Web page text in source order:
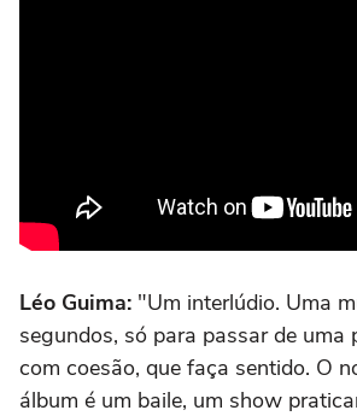
Léo Guima: "Um interlúdio. Uma
segundos, só para passar de uma
com coesão, que faça sentido. O
álbum é um baile, um show